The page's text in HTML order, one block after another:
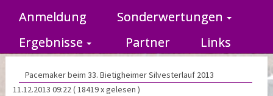
Anmeldung
Sonderwertungen
Ergebnisse
Partner Links
Pacemaker beim 33. Bietigheimer Silvesterlauf 2013
11.12.2013 09:22( 18419 x gelesen )